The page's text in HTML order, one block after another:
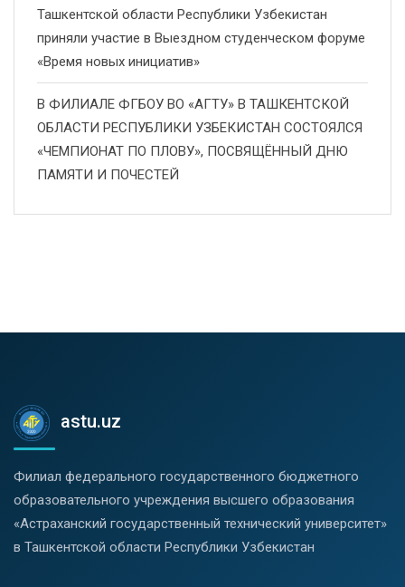
Ташкентской области Республики Узбекистан
приняли участие в Выездном студенческом форуме
«Время новых инициатив»
В ФИЛИАЛЕ ФГБОУ ВО «АГТУ» В ТАШКЕНТСКОЙ
ОБЛАСТИ РЕСПУБЛИКИ УЗБЕКИСТАН СОСТОЯЛСЯ
«ЧЕМПИОНАТ ПО ПЛОВУ», ПОСВЯЩЁННЫЙ ДНЮ
ПАМЯТИ И ПОЧЕСТЕЙ
astu.uz
Филиал федерального государственного бюджетного
образовательного учреждения высшего образования
«Астраханский государственный технический университет»
в Ташкентской области Республики Узбекистан